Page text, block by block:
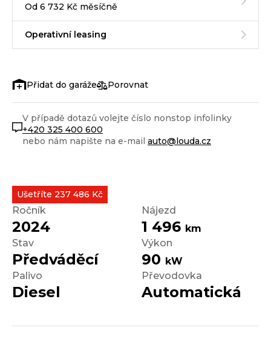
Ušetříte 237 486 Kč
Ročník
2024
Nájezd
1 496 km
Stav
Předváděcí
Výkon
90 kW
Palivo
Diesel
Převodovka
Automatická
Od 6 732 Kč měsíčně
Operativní leasing
Porovnat
V případě dotazů volejte číslo nonstop infolinky
+420 325 400 600
nebo nám napište na e-mail auto@louda.cz